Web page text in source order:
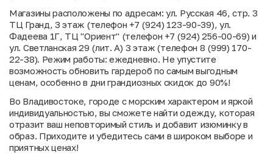
Магазины расположены по адресам: ул. Русская 46, стр. 3
ТЦ Гранд, 3 этаж (телефон +7 (924) 123-90-39), ул.
Фадеева 1Г, ТЦ "Ориент" (телефон +7 (924) 256-00-69) и
ул. Светланская 29 (лит. А) 3 этаж (телефон 8 (999) 170-
22-38). Режим работы: ежедневно. Не упустите
возможность обновить гардероб по самым выгодным
ценам, особенно в дни грандиозных скидок до 90%!
Во Владивостоке, городе с морским характером и яркой
индивидуальностью, вы сможете найти одежду, которая
отразит ваш неповторимый стиль и добавит изюминку в
образ. Приходите и убедитесь сами в широком выборе и
приятных ценах!